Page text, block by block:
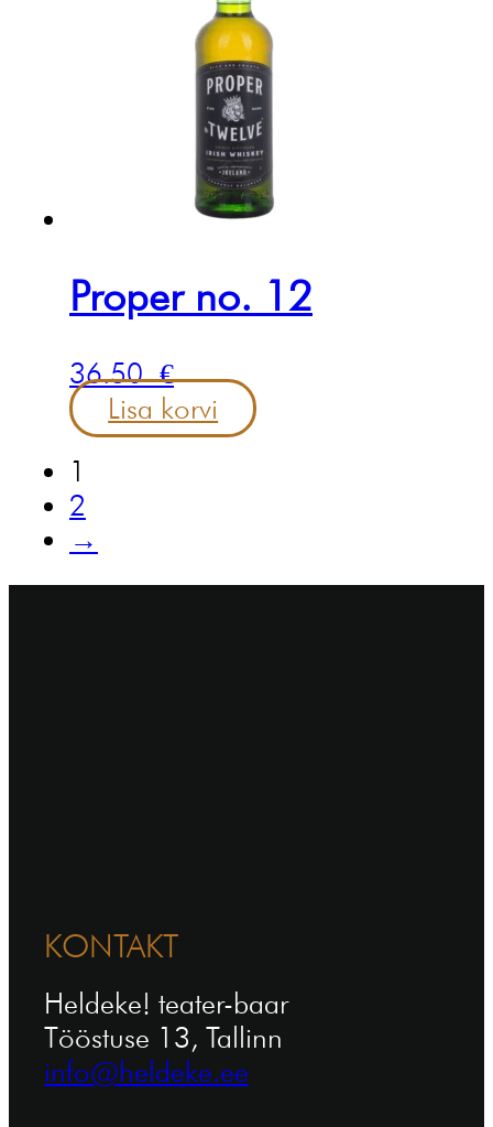
Proper no. 12
36.50€
Lisa korvi
1
2
→
KONTAKT
Heldeke! teater-baar
Tööstuse 13, Tallinn
info@heldeke.ee